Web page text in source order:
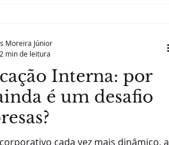
Durante muito tempo, o
tratado como um problema
Interna: por
é um desafio
cada vez mais dinâmico, a
Moreira Júnior
2 min de leitura